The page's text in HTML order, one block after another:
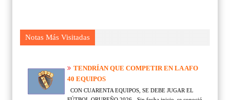
Notas Más Visitadas
TENDRÍAN QUE COMPETIR EN LA AFO
40 EQUIPOS
CON CUARENTA EQUIPOS, SE DEBE JUGAR EL